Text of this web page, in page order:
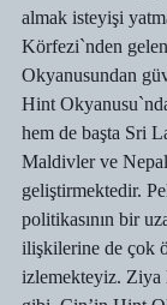
almak isteyişi
Körfezi`nden
Okyanusundan
Hint
hem de başta Sri
Maldivler ve
geliştirmektedir.
politikasının bir
ilişkilerine de çok
izlemekteyiz. Ziya